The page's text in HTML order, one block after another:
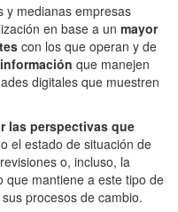
y medianas empresas
en base a un mayor
con los que operan y de
que manejen
digitales que muestren
las perspectivas que
el estado de situación de
o, incluso, la
que mantiene a este tipo de
procesos de cambio.